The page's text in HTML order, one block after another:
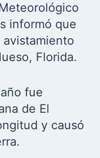
informó que
Florida.
fue
de El
y causó